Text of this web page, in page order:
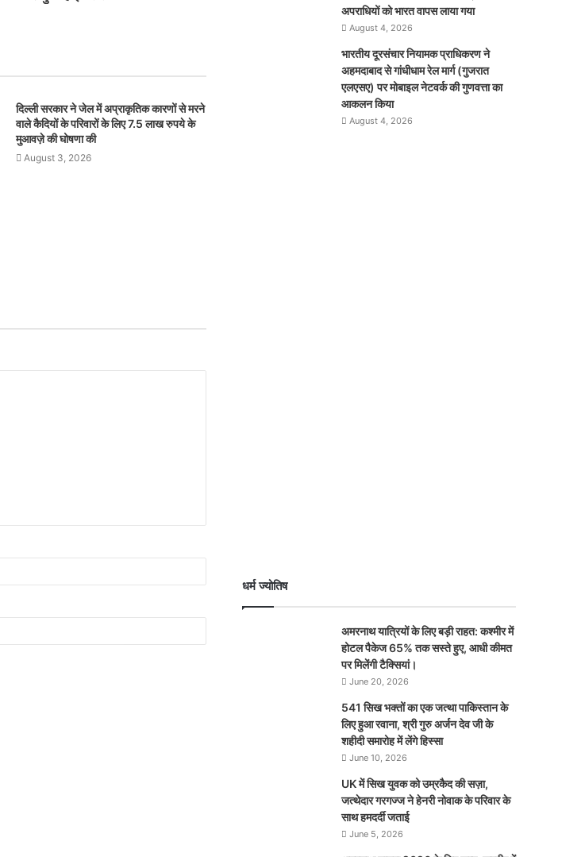
दिल्ली सरकार ने जेल में अप्राकृतिक कारणों से मरने
वाले कैदियों के परिवारों के लिए 7.5 लाख रुपये के
मुआवज़े की घोषणा की
August 3, 2026
अपराधियों को भारत वापस लाया गया
August 4, 2026
भारतीय दूरसंचार नियामक प्राधिकरण ने
अहमदाबाद से गांधीधाम रेल मार्ग (गुजरात
एलएसए) पर मोबाइल नेटवर्क की गुणवत्ता का
आकलन किया
August 4, 2026
धर्म ज्योतिष
अमरनाथ यात्रियों के लिए बड़ी राहत: कश्मीर में
होटल पैकेज 65% तक सस्ते हुए, आधी कीमत
पर मिलेंगी टैक्सियां।
June 20, 2026
541 सिख भक्तों का एक जत्था पाकिस्तान के
लिए हुआ रवाना, श्री गुरु अर्जन देव जी के
शहीदी समारोह में लेंगे हिस्सा
June 10, 2026
UK में सिख युवक को उम्रकैद की सज़ा,
जत्थेदार गरगज्ज ने हेनरी नोवाक के परिवार के
साथ हमदर्दी जताई
June 5, 2026